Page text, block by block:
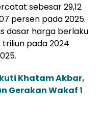
sebesar 29,12
persen pada 2025.
dasar harga berlaku
pada 2024
Khatam Akbar,
Gerakan Wakaf 1